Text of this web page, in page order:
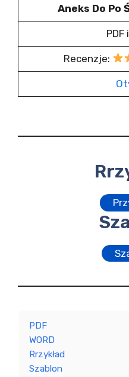
Aneks Do Po
PDF
Recenzje:
PDF
WORD
Rrzykład
Szablon